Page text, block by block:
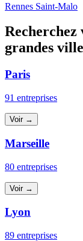
Rennes Saint-Malo
grandes
Paris
91 entreprises
Voir →
Marseille
80 entreprises
Voir →
Lyon
89 entreprises